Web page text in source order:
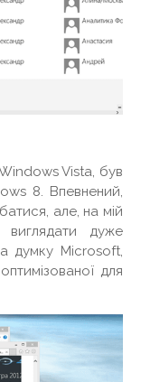
Vista, був
8. Впевнений,
але, на мій
дуже
думку Microsoft,
для